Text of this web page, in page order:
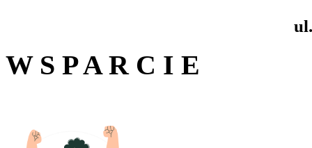
W S P A R C I E